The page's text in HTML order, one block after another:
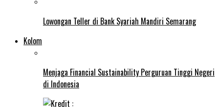
Lowongan Teller di Bank Syariah Mandiri Semarang
Kolom
Menjaga Financial Sustainability Perguruan Tinggi Negeri
di Indonesia